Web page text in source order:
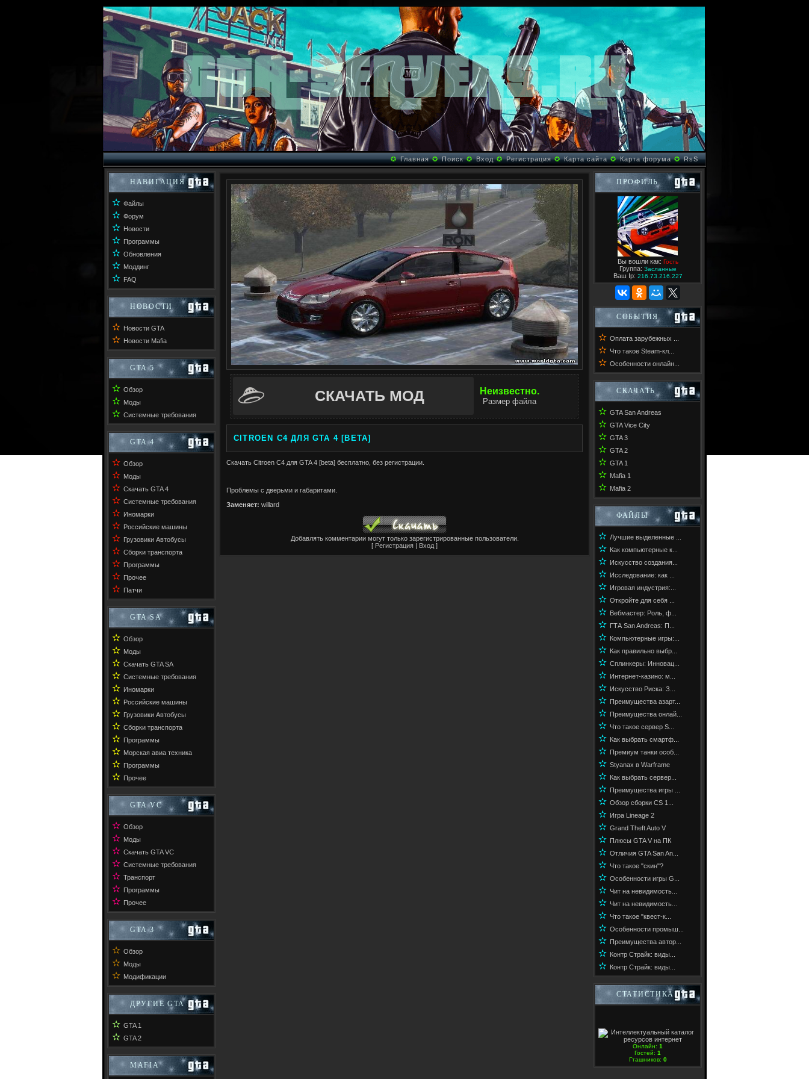
✪Главная✪Поиск✪Вход✪Регистрация✪Карта сайта✪Карта форума✪RsS
НАВИГАЦИЯ
✫ Файлы
✫ Форум
✫ Новости
✫ Программы
✫ Обновления
✫ Моддинг
✫ FAQ
НОВОСТИ
✫ Новости GTA
✫ Новости Mafia
GTA 5
✫ Обзор
✫ Моды
✫ Системные требования
GTA 4
✫ Обзор
✫ Моды
✫ Скачать GTA 4
✫ Системные требования
✫ Иномарки
✫ Российские машины
✫ Грузовики Автобусы
✫ Сборки транспорта
✫ Программы
✫ Прочее
✫ Патчи
GTA SA
✫ Обзор
✫ Моды
✫ Скачать GTA SA
✫ Системные требования
✫ Иномарки
✫ Российские машины
✫ Грузовики Автобусы
✫ Сборки транспорта
✫ Программы
✫ Морская авиа техника
✫ Программы
✫ Прочее
GTA VC
✫ Обзор
✫ Моды
✫ Скачать GTA VC
✫ Системные требования
✫ Транспорт
✫ Программы
✫ Прочее
GTA 3
✫ Обзор
✫ Моды
✫ Модификации
ДРУГИЕ GTA
✫ GTA 1
✫ GTA 2
MAFIA
СКАЧАТЬ МОД Неизвестно.
Размер файла
CITROEN C4 ДЛЯ GTA 4 [BETA]
Скачать Citroen C4 для GTA 4 [beta] бесплатно, без регистрации.
Проблемы с дверьми и габаритами.
Заменяет: willard
Добавлять комментарии могут только зарегистрированные пользователи.
[ Регистрация Вход ]
ПРОФИЛЬ
Вы вошли как: Гость
Группа: Засланные
Ваш Ip: 216.73.216.227
СОБЫТИЯ
✫ Оплата зарубежных ...
✫ Что такое Steam-кл...
✫ Особенности онлайн...
СКАЧАТЬ
✫ GTA San Andreas
✫ GTA Vice City
✫ GTA 3
✫ GTA 2
✫ GTA 1
✫ Mafia 1
✫ Mafia 2
ФАЙЛЫ
✫ Лучшие выделенные ...
✫ Как компьютерные к...
✫ Искусство создания...
✫ Исследование: как ...
✫ Игровая индустрия:...
✫ Откройте для себя ...
✫ Вебмастер: Роль, ф...
✫ ГТА San Andreas: П...
✫ Компьютерные игры:...
✫ Как правильно выбр...
✫ Сплинкеры: Инновац...
✫ Интернет-казино: м...
✫ Искусство Риска: З...
✫ Преимущества азарт...
✫ Преимущества онлай...
✫ Что такое сервер S...
✫ Как выбрать смартф...
✫ Премиум танки особ...
✫ Styanax в Warframe
✫ Как выбрать сервер...
✫ Преимущества игры ...
✫ Обзор сборки CS 1...
✫ Игра Lineage 2
✫ Grand Theft Auto V
✫ Плюсы GTA V на ПК
✫ Отличия GTA San An...
✫ Что такое "скин"?
✫ Особенности игры G...
✫ Чит на невидимость...
✫ Чит на невидимость...
✫ Что такое "квест-к...
✫ Особенности промыш...
✫ Преимущества автор...
✫ Контр Страйк: виды...
✫ Контр Страйк: виды...
СТАТИСТИКА
Онлайн: 1
Гостей: 1
Гташников: 0